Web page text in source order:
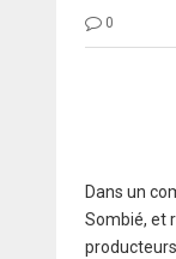
0
Dans un
Sombié, et